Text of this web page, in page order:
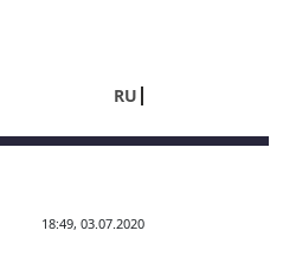
RU
18:49, 03.07.2020